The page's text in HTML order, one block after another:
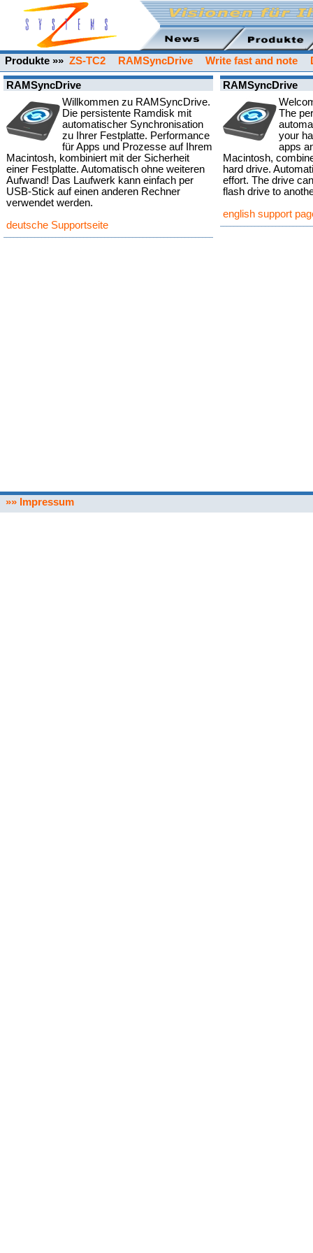
Produkte »» ZS-TC2 RAMSyncDrive Write fast and note
RAMSyncDrive
Willkommen zu RAMSyncDrive.
Die persistente Ramdisk mit
automatischer Synchronisation
zu Ihrer Festplatte. Performance
für Apps und Prozesse auf Ihrem
Macintosh, kombiniert mit der Sicherheit
einer Festplatte. Automatisch ohne weiteren
Aufwand! Das Laufwerk kann einfach per
USB-Stick auf einen anderen Rechner
verwendet werden.
deutsche Supportseite
RAMSyncDrive
The
your
apps
Macintosh,
hard drive.
effort. The drive
flash drive to
english support
»» Impressum